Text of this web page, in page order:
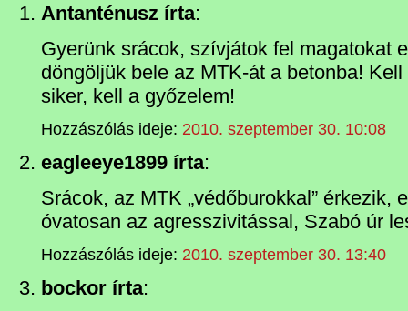
Antanténusz írta:
Gyerünk srácok, szívjátok fel magatokat
döngöljük bele az MTK-át a betonba!
siker, kell a győzelem!
Hozzászólás ideje: 2010. szeptember 30. 10:08
eagleeye1899 írta:
Srácok, az MTK „védőburokkal” érkezik,
óvatosan az agresszivitással, Szabó úr
Hozzászólás ideje: 2010. szeptember 30. 13:40
bockor írta: